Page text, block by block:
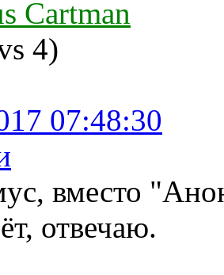
Cartman
4)
07:48:30
вместо
отвечаю.